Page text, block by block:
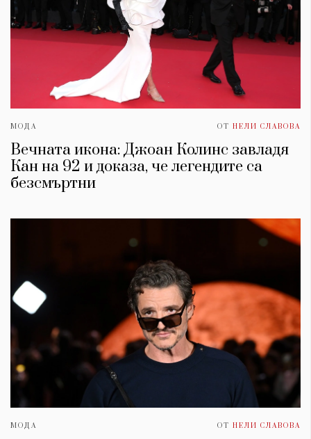
МОДА ОТ НЕЛИ СЛАВОВА
Вечната икона: Джоан Колинс завладя
Кан на 92 и доказа, че легендите са
безсмъртни
МОДА ОТ НЕЛИ СЛАВОВА